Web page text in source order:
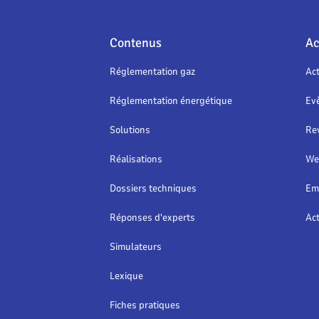
Contenus
Réglementation gaz
Réglementation énergétique
Solutions
Réalisations
Dossiers techniques
Réponses d'experts
Simulateurs
Lexique
Fiches pratiques